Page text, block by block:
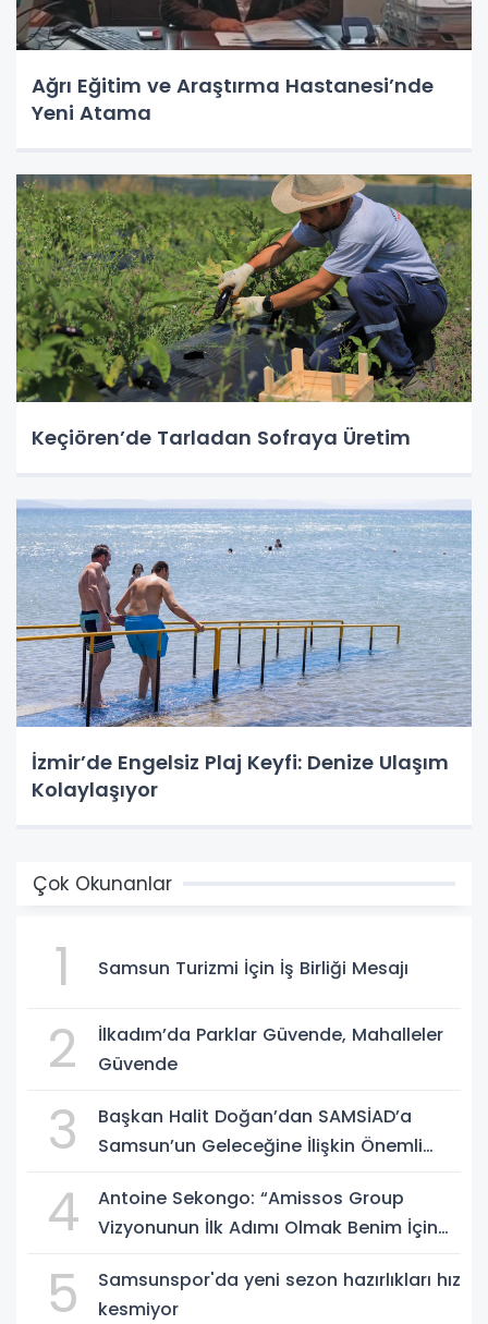
Ağrı Eğitim ve Araştırma Hastanesi’nde
Yeni Atama
Keçiören’de Tarladan Sofraya Üretim
İzmir’de Engelsiz Plaj Keyfi: Denize Ulaşım
Kolaylaşıyor
Çok Okunanlar
1 Samsun Turizmi İçin İş Birliği Mesajı
2
İlkadım’da Parklar Güvende, Mahalleler
Güvende
3
Başkan Halit Doğan’dan SAMSİAD’a
Samsun’un Geleceğine İlişkin Önemli
4
Antoine Sekongo: “Amissos Group
Vizyonunun İlk Adımı Olmak Benim İçin
5
Samsunspor'da yeni sezon hazırlıkları hız
kesmiyor